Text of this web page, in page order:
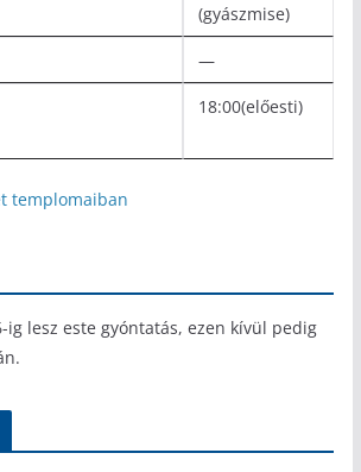
(gyászmise)
—
18:00(előesti)
templomaiban
ig lesz este gyóntatás, ezen kívül pedig